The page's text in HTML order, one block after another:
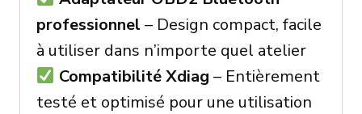
professionnel – Design compact, facile
à utiliser dans n’importe quel atelier
Compatibilité Xdiag – Entièrement
testé et optimisé pour une utilisation